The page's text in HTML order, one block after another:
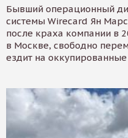
Бывший операционный
системы Wirecard Ян
после краха компании в
в Москве, свободно
ездит на